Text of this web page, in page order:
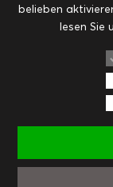
Rezepte
Suppen,
belieben
lesen Sie